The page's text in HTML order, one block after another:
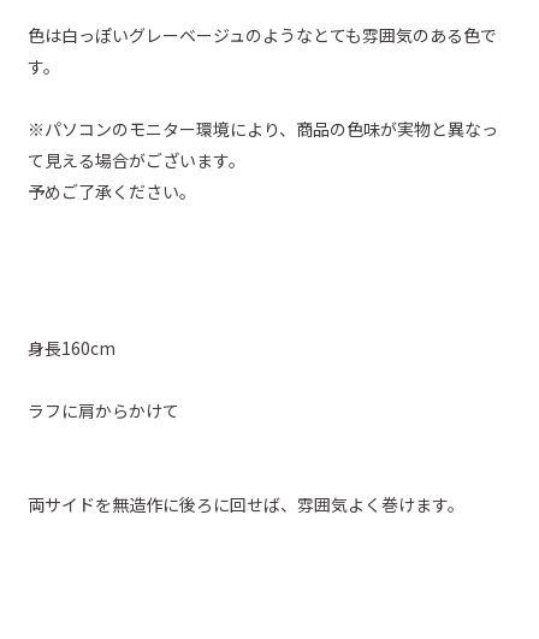
色は白っぽいグレーベージュのようなとても雰囲気のある色で
す。
※パソコンのモニター環境により、商品の色味が実物と異なっ
て見える場合がございます。
予めご了承ください。
身長160cm
ラフに肩からかけて
両サイドを無造作に後ろに回せば、雰囲気よく巻けます。